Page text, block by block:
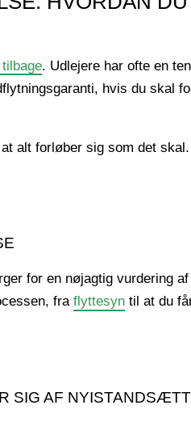
. Udlejere har ofte en
hvis du skal
alt forløber sig som det
for en nøjagtig vurdering
fra flyttesyn til at du
SIG AF